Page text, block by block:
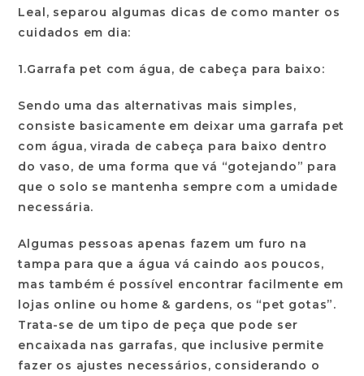
Leal, separou algumas dicas de como manter os
cuidados em dia:
1.Garrafa pet com água, de cabeça para baixo:
Sendo uma das alternativas mais simples,
consiste basicamente em deixar uma garrafa pet
com água, virada de cabeça para baixo dentro
do vaso, de uma forma que vá “gotejando” para
que o solo se mantenha sempre com a umidade
necessária.
Algumas pessoas apenas fazem um furo na
tampa para que a água vá caindo aos poucos,
mas também é possível encontrar facilmente em
lojas online ou home & gardens, os “pet gotas”.
Trata-se de um tipo de peça que pode ser
encaixada nas garrafas, que inclusive permite
fazer os ajustes necessários, considerando o